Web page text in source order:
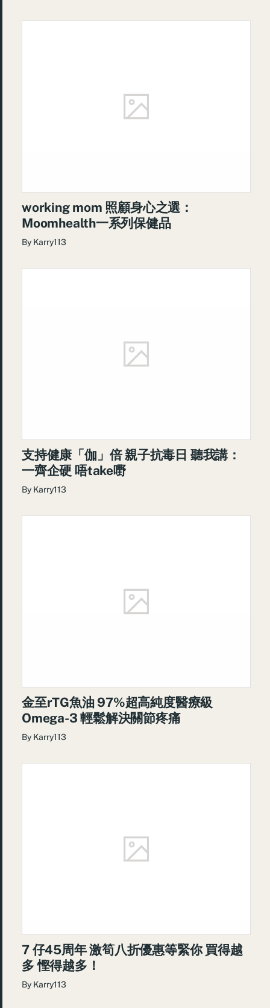
working mom 照顧身心之選：
Moomhealth一系列保健品
By Karry113
支持健康「伽」倍 親子抗毒日 聽我講：
一齊企硬 唔take嘢
By Karry113
金至rTG魚油 97%超高純度醫療級
Omega-3 輕鬆解決關節疼痛
By Karry113
7 仔45周年 激筍八折優惠等緊你 買得越
多 慳得越多！
By Karry113